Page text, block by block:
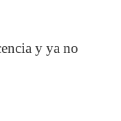
y ya no